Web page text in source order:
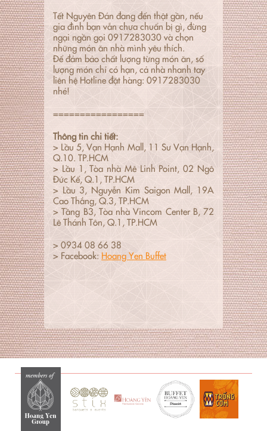
Tết Nguyên Đán đang đến thật gần, nếu
gia đình bạn vẫn chưa chuẩn bị gì, đừng
ngại ngần gọi 0917283030 và chọn
những món ăn nhà mình yêu thích.
Để đảm bảo chất lượng từng món ăn, số
lượng món chỉ có hạn, cả nhà nhanh tay
liên hệ Hotline đặt hàng: 0917283030
nhé!
=================
Thông tin chi tiết:
> Lầu 5, Vạn Hạnh Mall, 11 Sư Vạn Hạnh,
Q.10. TP.HCM
> Lầu 1, Tòa nhà Mê Linh Point, 02 Ngô
Đức Kế, Q.1, TP.HCM
> Lầu 3, Nguyễn Kim Saigon Mall, 19A
Cao Thắng, Q.3, TP.HCM
> Tầng B3, Tòa nhà Vincom Center B, 72
Lê Thánh Tôn, Q.1, TP.HCM
> 0934 08 66 38
> Facebook: Hoang Yen Buffet